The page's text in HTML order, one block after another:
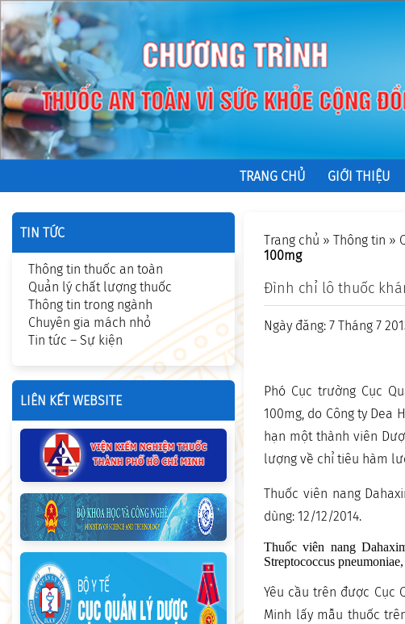
TRANG CHỦ GIỚI THIỆU
Trang chủ » Thông tin »
100mg
Đình chỉ lô thuốc
Ngày đăng: 7 Tháng 7
Phó Cục trường Cục
100mg, do Công ty Dea
hạn một thành viên
lượng về chỉ tiêu hàm
Thuốc viên nang
dùng: 12/12/2014.
Thuốc viên nang
Streptococcus
Yêu cầu trên được Cục
Minh lấy mẫu thuốc
TIN TỨC
Thông tin thuốc an toàn
Quản lý chất lượng thuốc
Thông tin trong ngành
Chuyên gia mách nhỏ
Tin tức – Sự kiện
LIÊN KẾT WEBSITE